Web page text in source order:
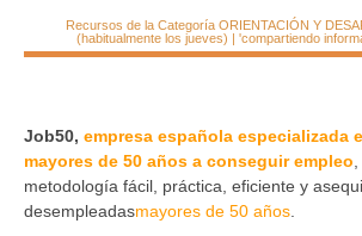
Recursos de la Categoría ORIENTACIÓN Y
(habitualmente los jueves) | 'compartiendo
Job50, empresa española especializada
mayores de 50 años a conseguir empleo
metodología fácil, práctica, eficiente y
desempleadasmayores de 50 años